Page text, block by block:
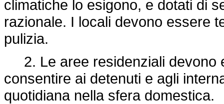
climatiche lo esigono, e dotati di
razionale. I locali devono essere
pulizia.
2. Le aree residenziali devono
consentire ai detenuti e agli
quotidiana nella sfera domestica.